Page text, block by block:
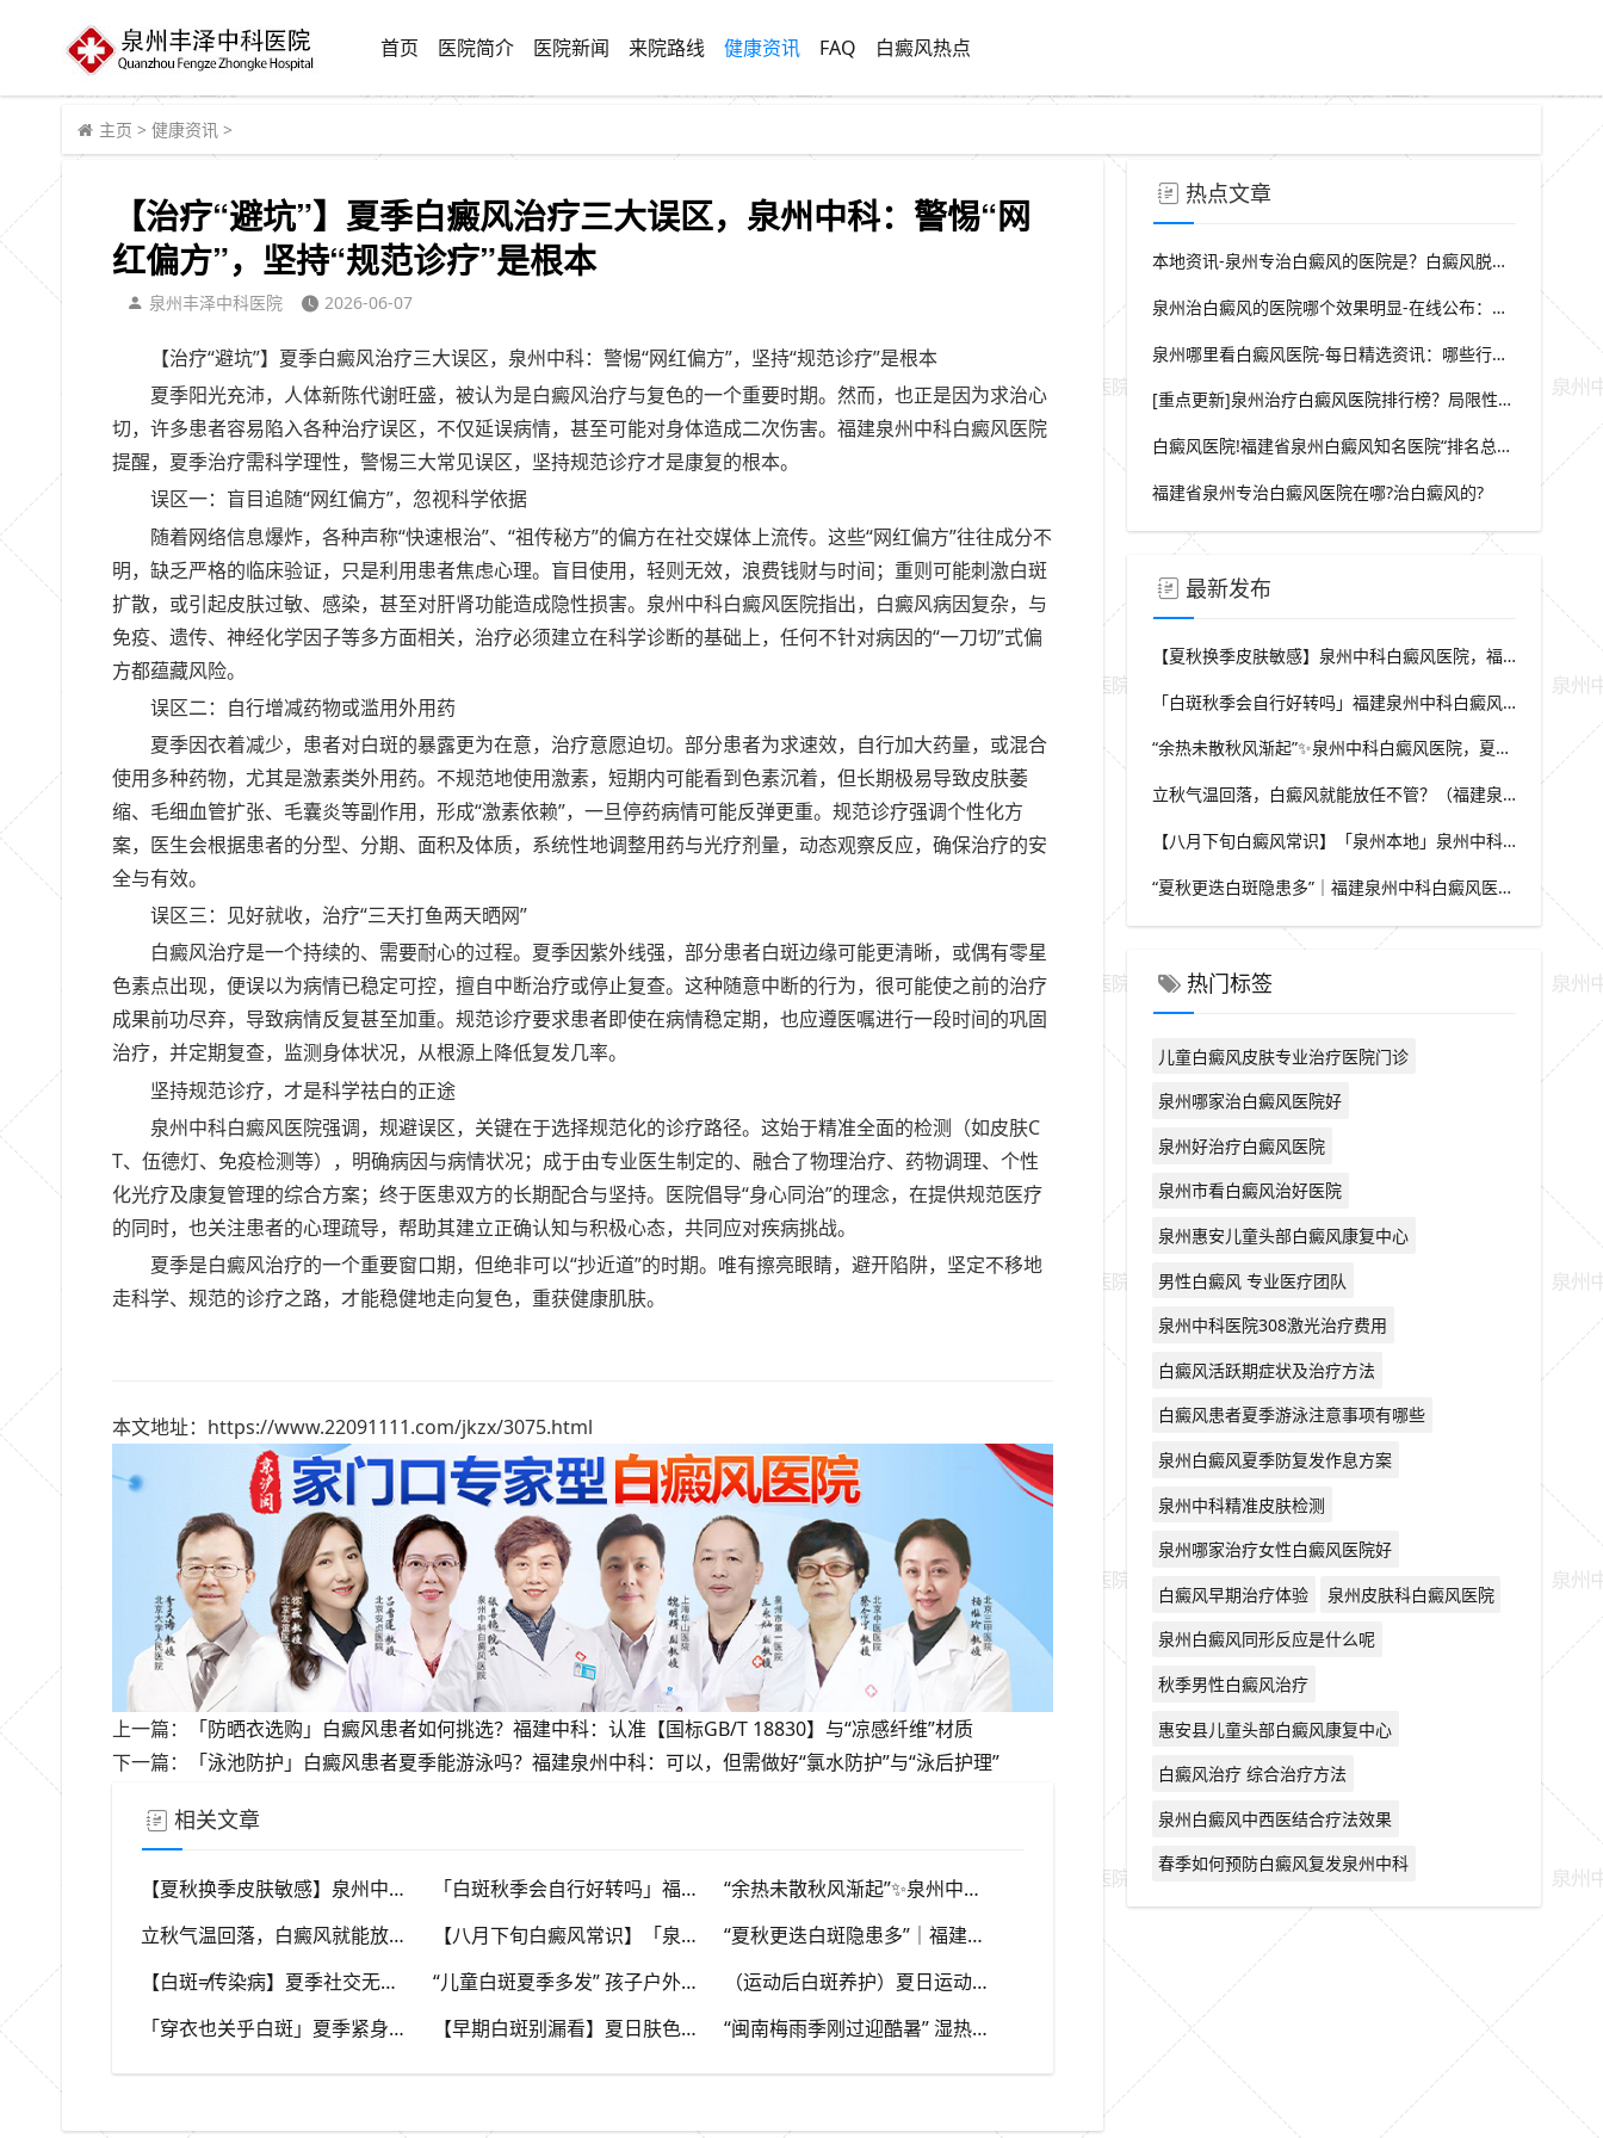
首页 医院简介 医院新闻 来院路线 健康资讯 FAQ 白癜风热点
主页 > 健康资讯 >
【治疗“避坑”】夏季白癜风治疗三大误区，泉州中科：警惕“网
红偏方”，坚持“规范诊疗”是根本
泉州丰泽中科医院 2026-06-07
【治疗“避坑”】夏季白癜风治疗三大误区，泉州中科：警惕“网红偏方”，坚持“规范诊疗”是根本
夏季阳光充沛，人体新陈代谢旺盛，被认为是白癜风治疗与复色的一个重要时期。然而，也正是因为求治心
切，许多患者容易陷入各种治疗误区，不仅延误病情，甚至可能对身体造成二次伤害。福建泉州中科白癜风医院
提醒，夏季治疗需科学理性，警惕三大常见误区，坚持规范诊疗才是康复的根本。
误区一：盲目追随“网红偏方”，忽视科学依据
随着网络信息爆炸，各种声称“快速根治”、“祖传秘方”的偏方在社交媒体上流传。这些“网红偏方”往往成分不
明，缺乏严格的临床验证，只是利用患者焦虑心理。盲目使用，轻则无效，浪费钱财与时间；重则可能刺激白斑
扩散，或引起皮肤过敏、感染，甚至对肝肾功能造成隐性损害。泉州中科白癜风医院指出，白癜风病因复杂，与
免疫、遗传、神经化学因子等多方面相关，治疗必须建立在科学诊断的基础上，任何不针对病因的“一刀切”式偏
方都蕴藏风险。
误区二：自行增减药物或滥用外用药
夏季因衣着减少，患者对白斑的暴露更为在意，治疗意愿迫切。部分患者为求速效，自行加大药量，或混合
使用多种药物，尤其是激素类外用药。不规范地使用激素，短期内可能看到色素沉着，但长期极易导致皮肤萎
缩、毛细血管扩张、毛囊炎等副作用，形成“激素依赖”，一旦停药病情可能反弹更重。规范诊疗强调个性化方
案，医生会根据患者的分型、分期、面积及体质，系统性地调整用药与光疗剂量，动态观察反应，确保治疗的安
全与有效。
误区三：见好就收，治疗“三天打鱼两天晒网”
白癜风治疗是一个持续的、需要耐心的过程。夏季因紫外线强，部分患者白斑边缘可能更清晰，或偶有零星
色素点出现，便误以为病情已稳定可控，擅自中断治疗或停止复查。这种随意中断的行为，很可能使之前的治疗
成果前功尽弃，导致病情反复甚至加重。规范诊疗要求患者即使在病情稳定期，也应遵医嘱进行一段时间的巩固
治疗，并定期复查，监测身体状况，从根源上降低复发几率。
坚持规范诊疗，才是科学祛白的正途
泉州中科白癜风医院强调，规避误区，关键在于选择规范化的诊疗路径。这始于精准全面的检测（如皮肤C
T、伍德灯、免疫检测等），明确病因与病情状况；成于由专业医生制定的、融合了物理治疗、药物调理、个性
化光疗及康复管理的综合方案；终于医患双方的长期配合与坚持。医院倡导“身心同治”的理念，在提供规范医疗
的同时，也关注患者的心理疏导，帮助其建立正确认知与积极心态，共同应对疾病挑战。
夏季是白癜风治疗的一个重要窗口期，但绝非可以“抄近道”的时期。唯有擦亮眼睛，避开陷阱，坚定不移地
走科学、规范的诊疗之路，才能稳健地走向复色，重获健康肌肤。
本文地址：https://www.22091111.com/jkzx/3075.html
上一篇：
「防晒衣选购」白癜风患者如何挑选？福建中科：认准【国标GB/T 18830】与“凉感纤维”材质
下一篇：
「泳池防护」白癜风患者夏季能游泳吗？福建泉州中科：可以，但需做好“氯水防护”与“泳后护理”
相关文章
【夏秋换季皮肤敏感】泉州中科白癜风医院，福建本地白斑朋友，做好日常护理很关键 「白斑秋季会自行好转吗」福建泉州中科白癜风医院，提醒广大患者切勿抱有侥幸心理
“余热未散秋风渐起”✨泉州中科白癜风医院，夏秋交替，白癜风患者饮食要多留心
立秋气温回落，白癜风就能放任不管？（福建泉州中科白癜风医院）这些误区要避开
【八月下旬白癜风常识】「泉州本地」泉州中科白癜风医院，换季调适，守护皮肤健康状态
“夏秋更迭白斑隐患多”｜福建泉州中科白癜风医院，白斑出现变化，切莫盲目自行处理
【白斑≠传染病】夏季社交无需刻意回避，消除对白斑的误解，泉州中科白癜风医院科普白癜风基础常识
“儿童白斑夏季多发” 孩子户外玩耍暴晒多，家长多留意皮肤变化，泉州中科白癜风医院浅谈孩童白斑相关护理
（运动后白斑养护）夏日运动出汗量大，白癜风人群运动需兼顾防晒与干爽，泉州中科白癜风医院分享运动注意点
「穿衣也关乎白斑」夏季紧身化纤衣物摩擦皮肤，容易触发同形反应，泉州中科白癜风医院推荐白斑人群穿搭选择
【早期白斑别漏看】夏日肤色加深，浅色小白斑容易被忽略，泉州中科白癜风医院提示发现异常白斑尽早筛查 “闽南梅雨季刚过迎酷暑” 湿热交替，白斑容易出现波动，泉州中科白癜风医院讲解潮湿环境下白斑护理重点
热点文章
本地资讯-泉州专治白癜风的医院是？白癜风脱屑是什么症状？
泉州治白癜风的医院哪个效果明显-在线公布：生活中哪些因素会诱发出白癜风
泉州哪里看白癜风医院-每日精选资讯：哪些行为会导致白癜风白斑在长
[重点更新]泉州治疗白癜风医院排行榜？局限性白癜风早期症状？
白癜风医院!福建省泉州白癜风知名医院“排名总榜公开”福建省泉州治白癜风那家医院较好“强势推荐”?
福建省泉州专治白癜风医院在哪?治白癜风的?
最新发布
【夏秋换季皮肤敏感】泉州中科白癜风医院，福建本地白斑朋友，做好日常护理很关键
「白斑秋季会自行好转吗」福建泉州中科白癜风医院，提醒广大患者切勿抱有侥幸心理
“余热未散秋风渐起”✨泉州中科白癜风医院，夏秋交替，白癜风患者饮食要多留心
立秋气温回落，白癜风就能放任不管？（福建泉州中科白癜风医院）这些误区要避开
【八月下旬白癜风常识】「泉州本地」泉州中科白癜风医院，换季调适，守护皮肤健康状态
“夏秋更迭白斑隐患多”｜福建泉州中科白癜风医院，白斑出现变化，切莫盲目自行处理
热门标签
儿童白癜风皮肤专业治疗医院门诊
泉州哪家治白癜风医院好
泉州好治疗白癜风医院
泉州市看白癜风治好医院
泉州惠安儿童头部白癜风康复中心
男性白癜风 专业医疗团队
泉州中科医院308激光治疗费用
白癜风活跃期症状及治疗方法
白癜风患者夏季游泳注意事项有哪些
泉州白癜风夏季防复发作息方案
泉州中科精准皮肤检测
泉州哪家治疗女性白癜风医院好
白癜风早期治疗体验
泉州皮肤科白癜风医院
泉州白癜风同形反应是什么呢
秋季男性白癜风治疗
惠安县儿童头部白癜风康复中心
白癜风治疗 综合治疗方法
泉州白癜风中西医结合疗法效果
春季如何预防白癜风复发泉州中科